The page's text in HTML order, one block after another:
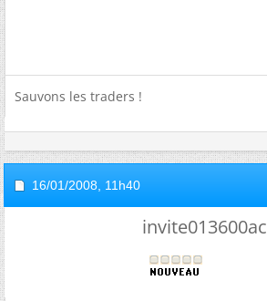
Sauvons les traders !
16/01/2008, 11h40
invite013600ac